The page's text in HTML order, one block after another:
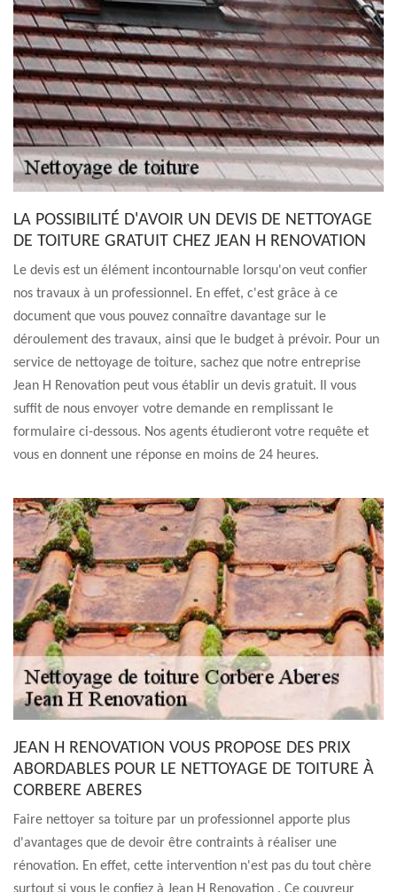
LA POSSIBILITÉ D'AVOIR UN DEVIS DE NETTOYAGE
DE TOITURE GRATUIT CHEZ JEAN H RENOVATION
Le devis est un élément incontournable lorsqu'on veut confier
nos travaux à un professionnel. En effet, c'est grâce à ce
document que vous pouvez connaître davantage sur le
déroulement des travaux, ainsi que le budget à prévoir. Pour un
service de nettoyage de toiture, sachez que notre entreprise
Jean H Renovation peut vous établir un devis gratuit. Il vous
suffit de nous envoyer votre demande en remplissant le
formulaire ci-dessous. Nos agents étudieront votre requête et
vous en donnent une réponse en moins de 24 heures.
JEAN H RENOVATION VOUS PROPOSE DES PRIX
ABORDABLES POUR LE NETTOYAGE DE TOITURE À
CORBERE ABERES
Faire nettoyer sa toiture par un professionnel apporte plus
d'avantages que de devoir être contraints à réaliser une
rénovation. En effet, cette intervention n'est pas du tout chère